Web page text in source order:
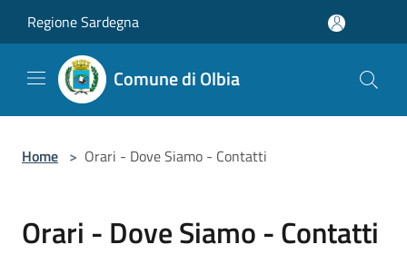
Regione Sardegna
Comune di Olbia
Home > Orari - Dove Siamo - Contatti
Orari - Dove Siamo - Contatti